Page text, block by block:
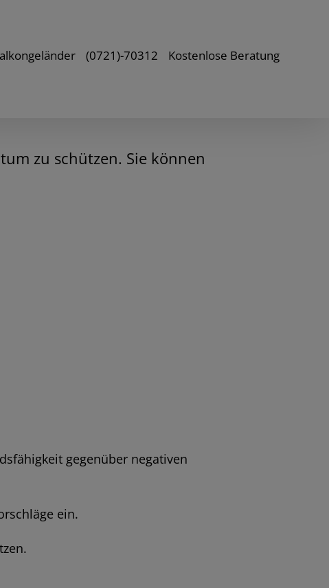
(0721)-70312 Kostenlose Beratung
zu schützen. Sie können
gegenüber negativen
ein.